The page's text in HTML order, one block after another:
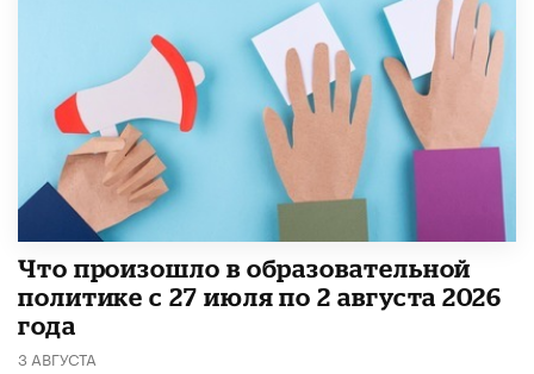
​Что произошло в образовательной
политике с 27 июля по 2 августа 2026
года
3 АВГУСТА